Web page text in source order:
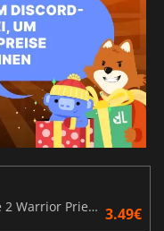
Warhammer Vermintide 2 Warrior Priest Career 3.49€